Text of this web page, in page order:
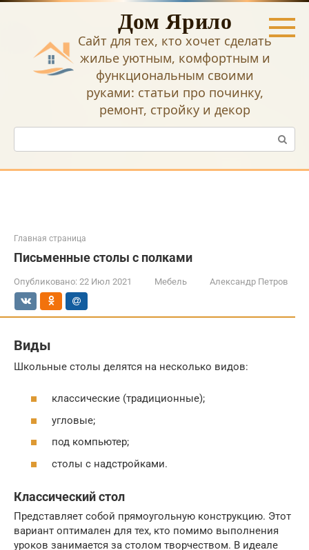
Перейти
Дом Ярило
Сайт для тех, кто хочет сделать
жилье уютным, комфортным и
функциональным своими
руками: статьи про починку,
ремонт, стройку и декор
Поиск:
Главная страница
Письменные столы с полками
Опубликовано: 22 Июл 2021 Мебель Александр Петров
Виды
Школьные столы делятся на несколько видов:
классические (традиционные);
угловые;
под компьютер;
столы с надстройками.
Классический стол
Представляет собой прямоугольную конструкцию. Этот
вариант оптимален для тех, кто помимо выполнения
уроков занимается за столом творчеством. В идеале